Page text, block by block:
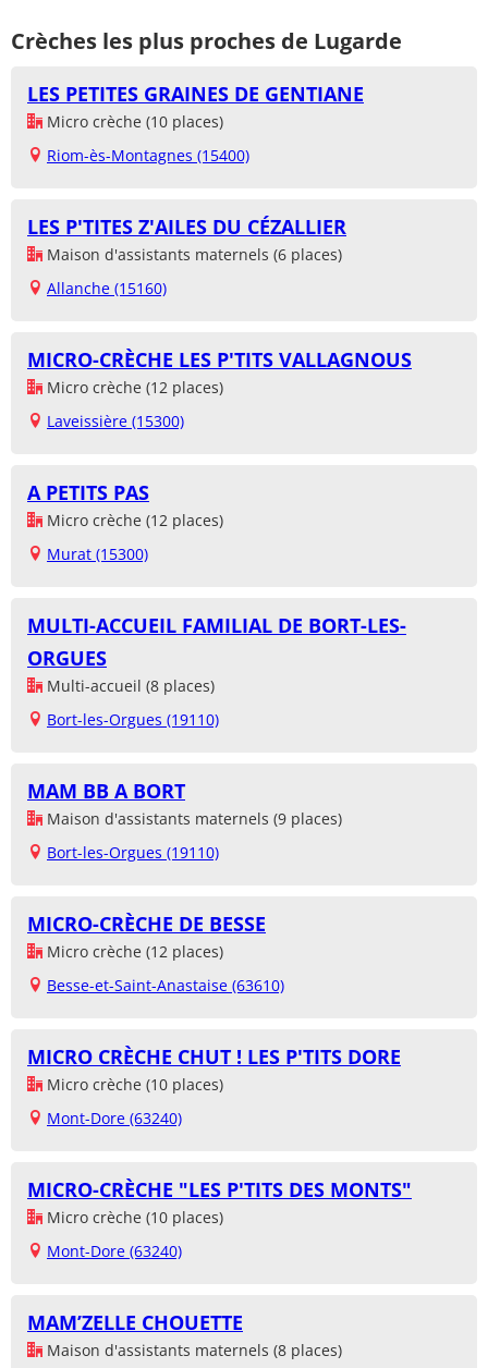
Crèches les plus proches de Lugarde
LES PETITES GRAINES DE GENTIANE
Micro crèche (10 places)
Riom-ès-Montagnes (15400)
LES P'TITES Z'AILES DU CÉZALLIER
Maison d'assistants maternels (6 places)
Allanche (15160)
MICRO-CRÈCHE LES P'TITS VALLAGNOUS
Micro crèche (12 places)
Laveissière (15300)
A PETITS PAS
Micro crèche (12 places)
Murat (15300)
MULTI-ACCUEIL FAMILIAL DE BORT-LES-
ORGUES
Multi-accueil (8 places)
Bort-les-Orgues (19110)
MAM BB A BORT
Maison d'assistants maternels (9 places)
Bort-les-Orgues (19110)
MICRO-CRÈCHE DE BESSE
Micro crèche (12 places)
Besse-et-Saint-Anastaise (63610)
MICRO CRÈCHE CHUT ! LES P'TITS DORE
Micro crèche (10 places)
Mont-Dore (63240)
MICRO-CRÈCHE "LES P'TITS DES MONTS"
Micro crèche (10 places)
Mont-Dore (63240)
MAM’ZELLE CHOUETTE
Maison d'assistants maternels (8 places)